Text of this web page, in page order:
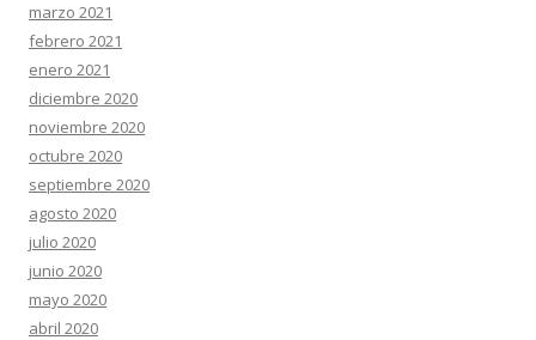
marzo 2021
febrero 2021
enero 2021
diciembre 2020
noviembre 2020
octubre 2020
septiembre 2020
agosto 2020
julio 2020
junio 2020
mayo 2020
abril 2020